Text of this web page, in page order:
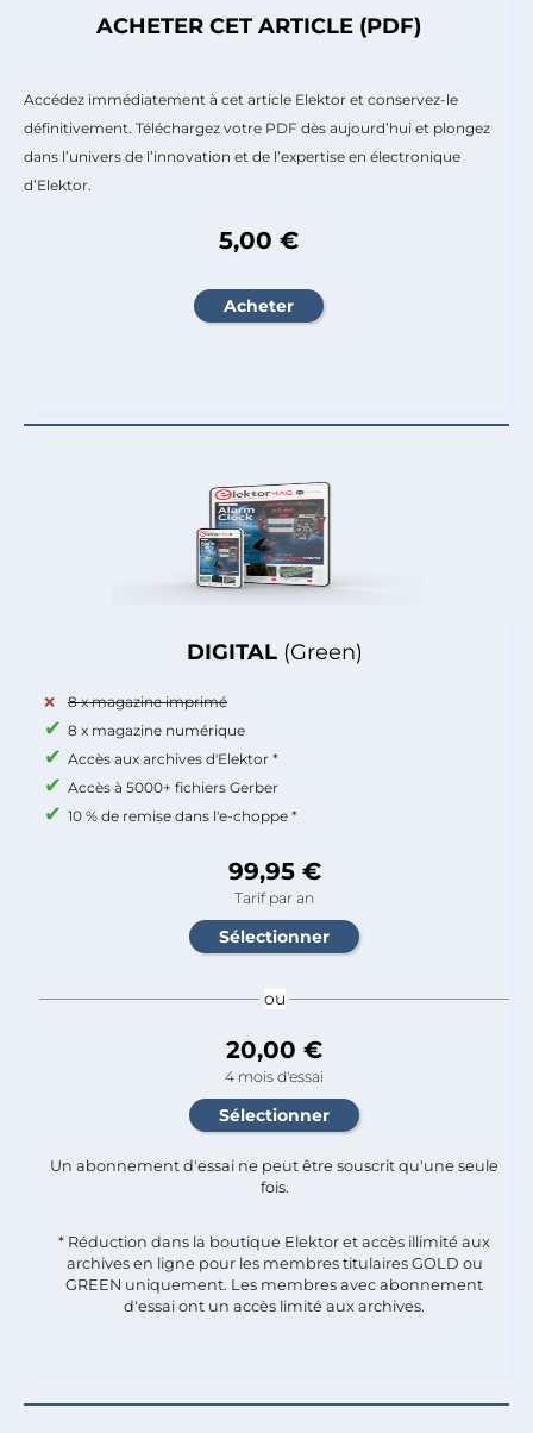
DIGITAL (Green)
8 x magazine imprimé
8 x magazine numérique
Accès aux archives d'Elektor *
Accès à 5000+ fichiers Gerber
10 % de remise dans l'e-choppe *
99,95 €
Tarif par an
ou
20,00 €
4 mois d'essai
Un abonnement d'essai ne peut être souscrit qu'une seule
fois.​
* Réduction dans la boutique Elektor et accès illimité aux
archives en ligne pour les membres titulaires GOLD ou
GREEN uniquement. Les membres avec abonnement
d'essai ont un accès limité aux archives.
ACHETER CET ARTICLE (PDF)
Accédez immédiatement à cet article Elektor et conservez-le
définitivement. Téléchargez votre PDF dès aujourd’hui et plongez
dans l’univers de l’innovation et de l’expertise en électronique
d’Elektor.
5,00 €